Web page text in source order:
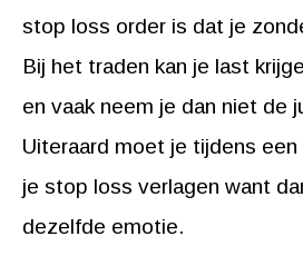
stop loss order is dat je
Bij het traden kan je last
en vaak neem je dan niet de
Uiteraard moet je tijdens
je stop loss verlagen want
dezelfde emotie.